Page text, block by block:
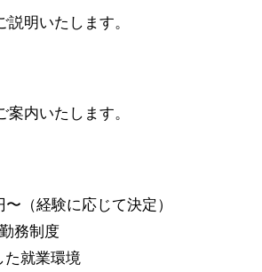
明いたします。
内いたします。
（経験に応じて決定）
務制度
た就業環境